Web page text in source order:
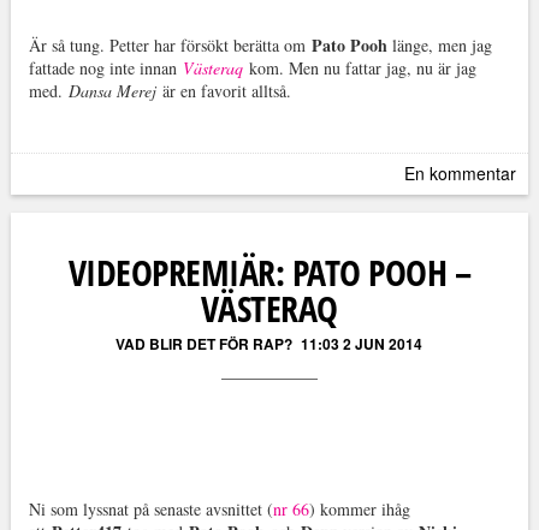
Är så tung. Petter har försökt berätta om Pato Poohlänge, men jag
fattade nog inte innan Västeraq kom. Men nu fattar jag, nu är jag
med. Dansa Merej är en favorit alltså.
En kommentar
VIDEOPREMIÄR: PATO POOH –
VÄSTERAQ
VAD BLIR DET FÖR RAP? 11:03 2 JUN 2014
Ni som lyssnat på senaste avsnittet (nr 66) kommer ihåg